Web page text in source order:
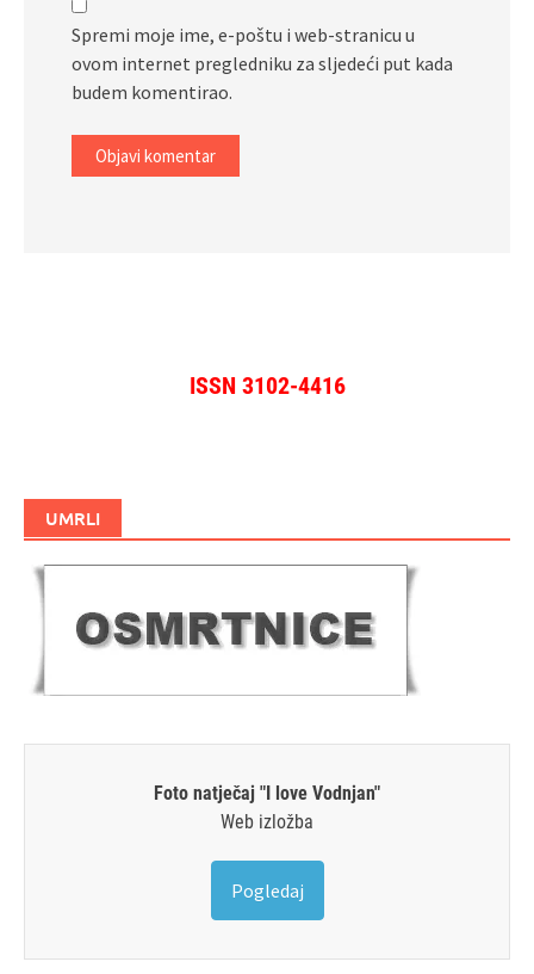
Spremi moje ime, e-poštu i web-stranicu u
ovom internet pregledniku za sljedeći put kada
budem komentirao.
ISSN 3102-4416
UMRLI
Foto natječaj "I love Vodnjan"
Web izložba
Pogledaj